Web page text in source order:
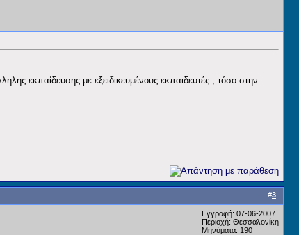
εκπαίδευσης με εξειδικευμένους εκπαιδευτές , τόσο στην
#3
Εγγραφή: 07-06-2007
Περιοχή: Θεσσαλονίκη
Μηνύματα: 190